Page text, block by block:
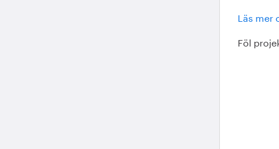
Läs mer
Föl